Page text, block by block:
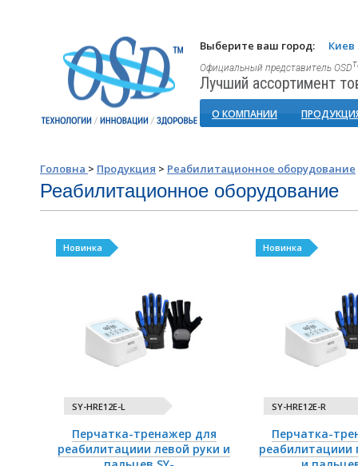
Выберите ваш город: Киев
Официальный представитель OSD
Лучший ассортимент
О КОМПАНИИ
Головна > Продукция > Реабилитационное оборудование
Реабилитационное оборудование
Новинка
SY-HRE12E-L
Перчатка-тренажер для
реабилитациии левой руки и
Новинка
SY-HRE12E-R
Перчатка-
реабилитациии